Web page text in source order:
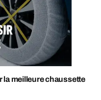
la meilleure chaussette